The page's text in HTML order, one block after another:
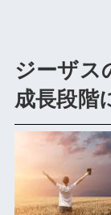
ジーザス
成長段階